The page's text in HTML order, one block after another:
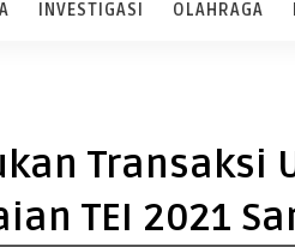
INVESTIGASI OLAHRAGA
Transaksi
TEI 2021